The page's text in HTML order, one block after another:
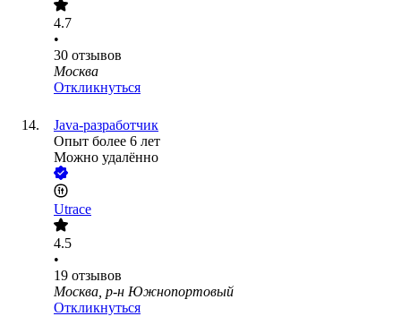
4.7
•
30 отзывов
Москва
Откликнуться
Java-разработчик
Опыт более 6 лет
Можно удалённо
Utrace
4.5
•
19 отзывов
Москва, р-н Южнопортовый
Откликнуться